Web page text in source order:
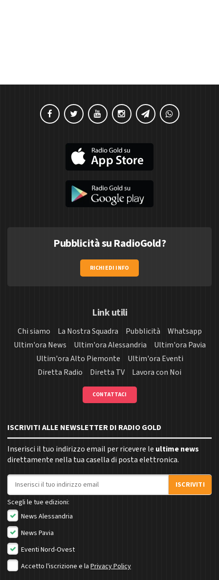
Pubblicità su RadioGold?
RICHIEDI INFO
Link utili
Chi siamo La Nostra Squadra Pubblicità
Whatsapp
Ultim'ora News
Ultim'ora Alessandria
Ultim'ora Pavia
Ultim'ora Alto Piemonte
Ultim'ora Eventi
Diretta Radio
Diretta TV Lavora con Noi
CONTATTACI
ISCRIVITI ALLE NEWSLETTER DI RADIO GOLD
Inserisci il tuo indirizzo email per ricevere le ultime news
direttamente nella tua casella di posta elettronica.
Indirizzo email
ISCRIVITI
Scegli le tue edizioni:
News Alessandria
News Pavia
Eventi Nord-Ovest
Accetto l'iscrizione e la Privacy Policy